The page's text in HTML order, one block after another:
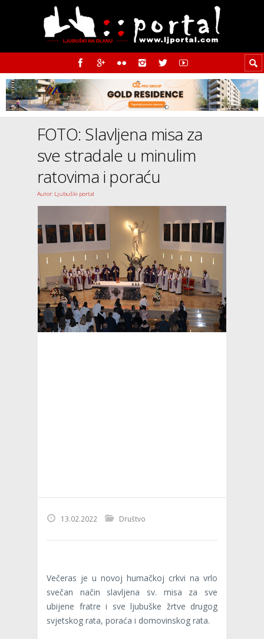
FOTO: Slavljena misa za
sve stradale u minulim
ratovima i poraću
Autor: Ljubuški portal
13.02.2022 Društvo
Večeras je u novoj humačkoj crkvi na vrlo
svečan način slavljena sv. misa za sve
ubijene fratre i sve ljubuške žrtve drugog
svjetskog rata, poraća i domovinskog rata.